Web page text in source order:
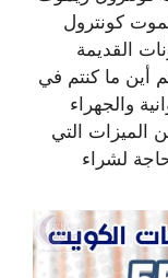
كونترول
القديمة
أين ما كنتم في
والجهراء
الميزات التي
لشراء